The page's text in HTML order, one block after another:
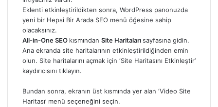
Eklenti etkinleştirildikten sonra, WordPress panonuzda
yeni bir Hepsi Bir Arada SEO menü öğesine sahip
olacaksınız.
All-in-One SEO kısmından Site Haritalarısayfasına gidin.
Ana ekranda site haritalarının etkinleştirildiğinden emin
olun. Site haritalarını açmak için ‘Site Haritasını Etkinleştir’
kaydırıcısını tıklayın.
Bundan sonra, ekranın üst kısmında yer alan ‘Video Site
Haritası’ menü seçeneğini seçin.